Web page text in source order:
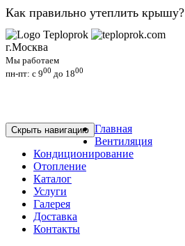
Как правильно утеплить крышу?
г.Москва
Мы работаем
пн-пт: c 900 до 1800
Скрыть навигацию Главная
Вентиляция
Кондиционирование
Отопление
Каталог
Услуги
Галерея
Доставка
Контакты